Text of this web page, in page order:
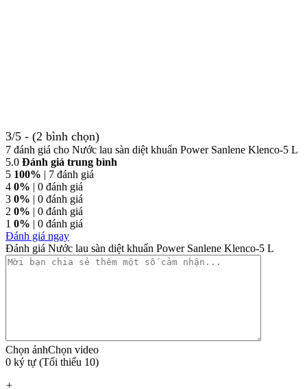
3/5 - (2 bình chọn)
7 đánh giá cho Nước lau sàn diệt khuẩn Power Sanlene Klenco-5 L
5.0 Đánh giá trung bình
5 100% | 7 đánh giá
4 0% | 0 đánh giá
3 0% | 0 đánh giá
2 0% | 0 đánh giá
1 0% | 0 đánh giá
Đánh giá ngay
Đánh giá Nước lau sàn diệt khuẩn Power Sanlene Klenco-5 L
Chọn ảnhChọn video
0 ký tự (Tối thiểu 10)
+